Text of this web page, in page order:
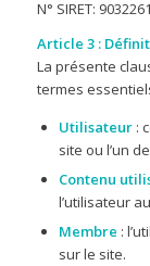
N° SIRET:
Article 3 :
La présente
termes
Utilisateur:
site ou l’un
Contenu
l’utilisateur
Membre :
sur le site.